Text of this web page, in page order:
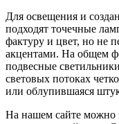
Для освещения и
подходят точечные
фактуру и цвет, но не
акцентами. На общем
подвесные
световых потоках
или облупившаяся
На нашем сайте можно